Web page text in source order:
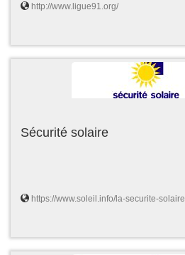
http://www.ligue91.org/
Sécurité solaire
https://www.soleil.info/la-securite-solaire